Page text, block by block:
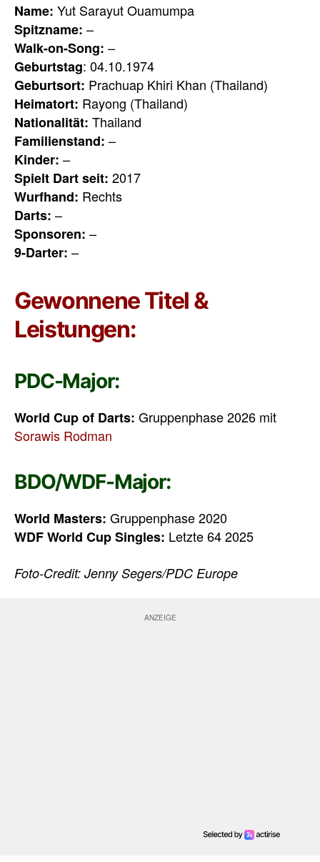
Name: Yut Sarayut Ouamumpa
Spitzname: –
Walk-on-Song: –
Geburtstag: 04.10.1974
Geburtsort: Prachuap Khiri Khan (Thailand)
Heimatort: Rayong (Thailand)
Nationalität: Thailand
Familienstand: –
Kinder: –
Spielt Dart seit: 2017
Wurfhand: Rechts
Darts: –
Sponsoren: –
9-Darter: –
Gewonnene Titel &
Leistungen:
PDC-Major:
World Cup of Darts: Gruppenphase 2026 mit
Sorawis Rodman
BDO/WDF-Major:
World Masters: Gruppenphase 2020
WDF World Cup Singles: Letzte 64 2025
Foto-Credit: Jenny Segers/PDC Europe